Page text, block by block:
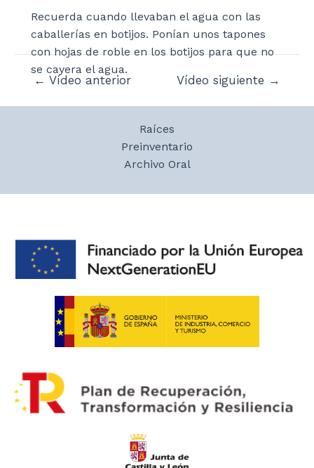
Recuerda cuando llevaban el agua con las
caballerías en botijos. Ponían unos tapones
con hojas de roble en los botijos para que no
se cayera el agua.
Navegación
← Vídeo anterior Vídeo siguiente →
Raíces
Preinventario
Archivo Oral